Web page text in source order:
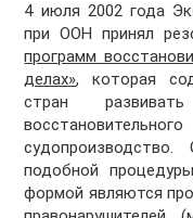
4 июля 2002 года
при ООН принял
программ
делах», которая
стран
подобной
формой являются